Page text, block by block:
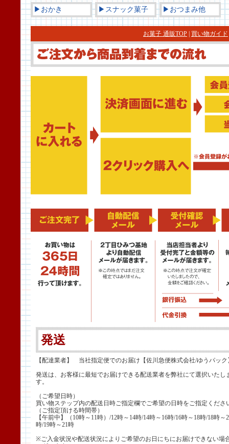
▶おかき ▶スナック菓子 ▶おつまみ他
お菓子 通販TOP 買い物ガイド
発送
【配達業者】 当社指定便でのお届け【佐川急便株式会社/ゆうパック
発送は、お客様に最短でお届けできる配送業者を弊社にて選択いたし
す。
（ご希望日時）
買い物ステップ内の配送日時ご指定欄でご希望の日時をご指定くださ
（ご指定頂ける時間帯）
【午前中】（10時～11時）/12時～14時/14時～16時/16時～18時/18時～
時/19時～21時
※ご入金状況や配送状況によりご希望のお日にちにお届けできない場